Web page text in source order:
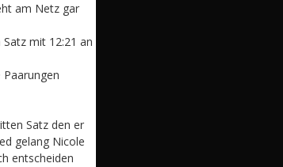
am Netz gar
mit 12:21 an
Satz den er
gelang Nicole
entscheiden